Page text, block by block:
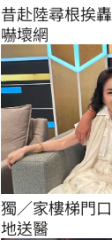
昔赴陸尋根挨
嚇壞網
獨／家樓梯門
地送醫